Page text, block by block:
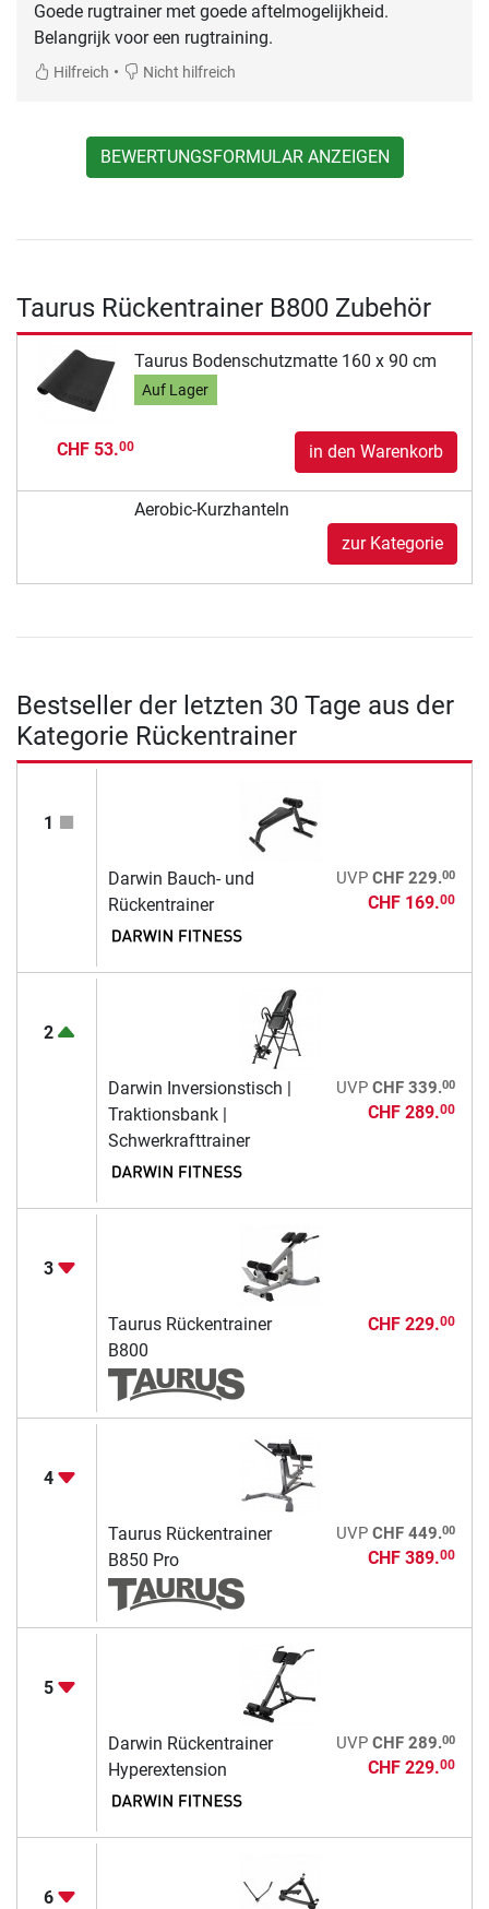
Goede rugtrainer met goede aftelmogelijkheid.
Belangrijk voor een rugtraining.
Hilfreich • Nicht hilfreich
BEWERTUNGSFORMULAR ANZEIGEN
Taurus Rückentrainer B800 Zubehör
Taurus Bodenschutzmatte 160 x 90 cm
Auf Lager
CHF 53.00 in den Warenkorb
Aerobic-Kurzhanteln
zur Kategorie
Bestseller der letzten 30 Tage aus der
Kategorie Rückentrainer
1
Darwin Bauch- und
Rückentrainer
UVP CHF 229.00
CHF 169.00
2
Darwin Inversionstisch |
Traktionsbank |
Schwerkrafttrainer
UVP CHF 339.00
CHF 289.00
3
Taurus Rückentrainer
B800
CHF 229.00
4
Taurus Rückentrainer
B850 Pro
UVP CHF 449.00
CHF 389.00
5
Darwin Rückentrainer
Hyperextension
UVP CHF 289.00
CHF 229.00
6